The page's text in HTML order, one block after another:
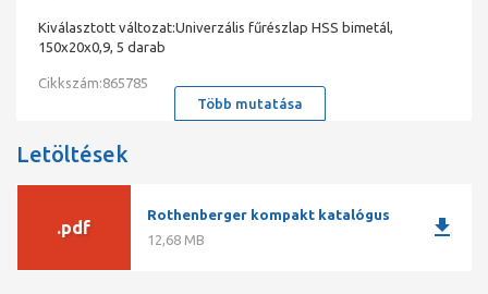
Kiválasztott változat:Univerzális fűrészlap HSS bimetál,
150x20x0,9, 5 darab
Cikkszám:865785
a következőkhöz is: Flex, Bosch, B&D, Skil, Hitachi,
Több mutatása
Letöltések
.pdf
Rothenberger kompakt katalógus
12,68 MB
download